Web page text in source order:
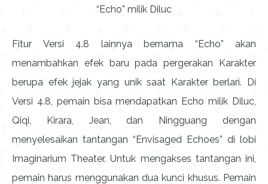
“Echo” milik Diluc
Fitur Versi 4.8 lainnya bernama “Echo” akan
menambahkan efek baru pada pergerakan Karakter
berupa efek jejak yang unik saat Karakter berlari. Di
Versi 4.8, pemain bisa mendapatkan Echo milik Diluc,
Qiqi, Kirara, Jean, dan Ningguang dengan
menyelesaikan tantangan “Envisaged Echoes” di lobi
Imaginarium Theater. Untuk mengakses tantangan ini,
pemain harus menggunakan dua kunci khusus. Pemain